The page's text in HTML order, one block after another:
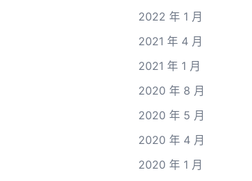
2022 年 1 月
2021 年 4 月
2021 年 1 月
2020 年 8 月
2020 年 5 月
2020 年 4 月
2020 年 1 月